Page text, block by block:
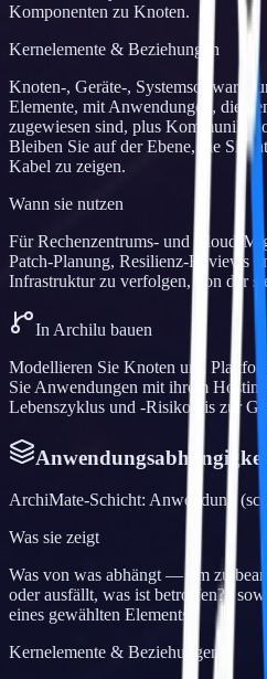
Komponenten zu Knoten.
Kernelemente & Beziehungen
Knoten-, Geräte-, Systemsoftware-
Elemente, mit Anwendungen, die
zugewiesen sind, plus
Bleiben Sie auf der Ebene, die Sie
Kabel zu zeigen.
Wann sie nutzen
Für Rechenzentrums- und Cloud-
Patch-Planung, Resilienz-Reviews
Infrastruktur zu verfolgen, von der
In Archilu bauen
Modellieren Sie Knoten und
Sie Anwendungen mit ihrem
Lebenszyklus und -Risiko bis zur
ArchiMate-Schicht: Anwendung
Was sie zeigt
Was von was abhängt — um zu
oder ausfällt, was ist betroffen?"
eines gewählten Elements.
Kernelemente & Beziehungen